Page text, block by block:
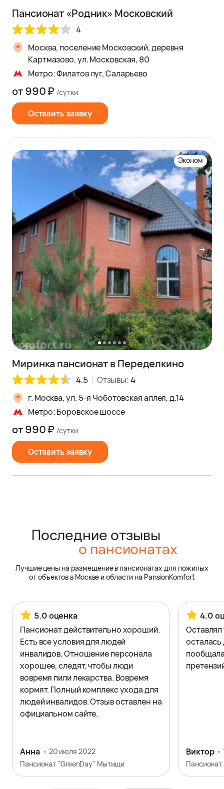
Пансионат «Родник» Московский
4
Москва, поселение Московский, деревня
Картмазово, ул. Московская, 80
Метро: Филатов луг, Саларьево
Оставить заявку
от 990 ₽ /сутки
Эконом
Миринка пансионат в Переделкино
4.5 Отзывы:4
г. Москва, ул. 5-я Чоботовская аллея, д.14
Метро: Боровское шоссе
Оставить заявку
от 990 ₽ /сутки
Последние отзывы
о пансионатах
Лучшие цены на размещение в пансионатах для пожилых
от объектов в Москве и области на PansionKomfort
5.0 оценка
Пансионат действительно хороший.
Есть все условия для людей
инвалидов. Отношение персонала
хорошее, следят, чтобы люди
вовремя пили лекарства. Вовремя
кормят. Полный комплекс ухода для
людей инвалидов. Отзыв оставлен на
официальном сайте.
Анна
20 июля 2022
Пансионат "GreenDay" Мытищи
4.0
Виктор